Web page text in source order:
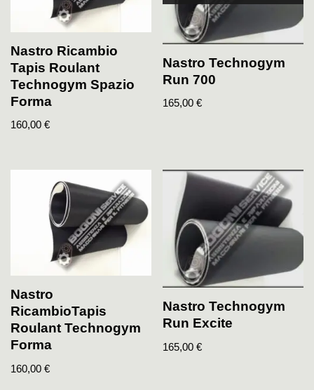
Nastro Ricambio
Tapis Roulant
Technogym Spazio
Forma
160,00 €
Nastro Technogym
Run 700
165,00€
Nastro
RicambioTapis
Roulant Technogym
Forma
160,00 €
Nastro Technogym
Run Excite
165,00€